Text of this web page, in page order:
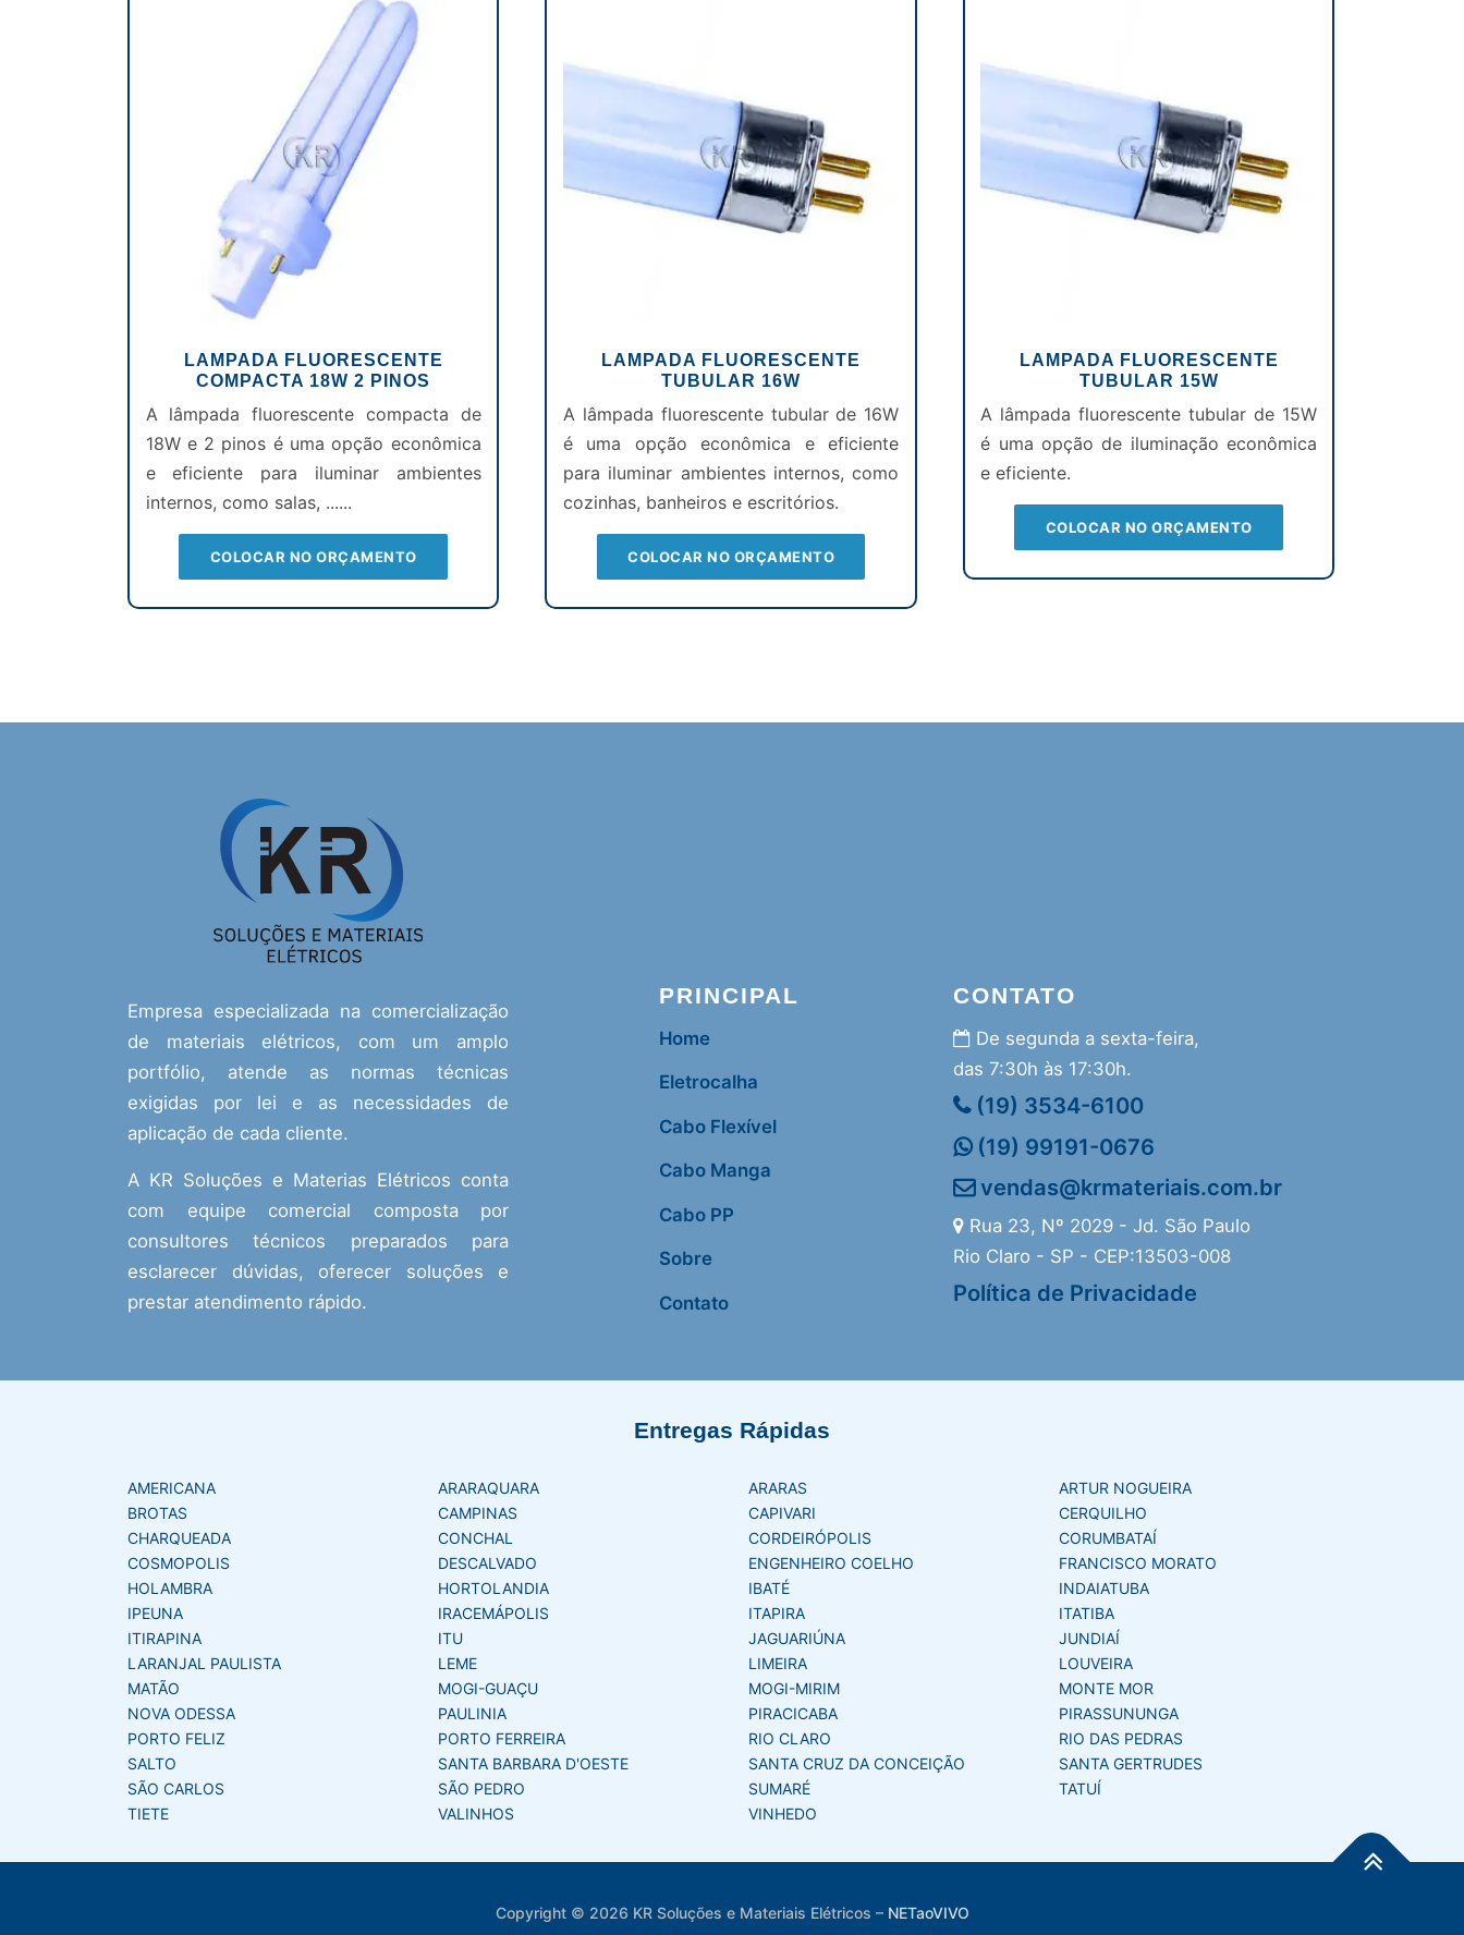
LAMPADA FLUORESCENTE
COMPACTA 18W 2 PINOS
A lâmpada fluorescente compacta de
18W e 2 pinos é uma opção econômica
e eficiente para iluminar ambientes
internos, como salas, ......
COLOCAR NO ORÇAMENTO
LAMPADA FLUORESCENTE
TUBULAR 16W
A lâmpada fluorescente tubular de 16W
é uma opção econômica e eficiente
para iluminar ambientes internos, como
cozinhas, banheiros e escritórios.
COLOCAR NO ORÇAMENTO
LAMPADA FLUORESCENTE
TUBULAR 15W
A lâmpada fluorescente tubular de 15W
é uma opção de iluminação econômica
e eficiente.
COLOCAR NO ORÇAMENTO
Empresa especializada na comercialização
de materiais elétricos, com um amplo
portfólio, atende as normas técnicas
exigidas por lei e as necessidades de
aplicação de cada cliente.
A KR Soluções e Materias Elétricos conta
com equipe comercial composta por
consultores técnicos preparados para
esclarecer dúvidas, oferecer soluções e
prestar atendimento rápido.
PRINCIPAL
Home
Eletrocalha
Cabo Flexível
Cabo Manga
Cabo PP
Sobre
Contato
CONTATO
De segunda a sexta-feira,
das 7:30h às 17:30h.
(19) 3534-6100
(19) 99191-0676
vendas@krmateriais.com.br
Rua 23, Nº 2029 - Jd. São Paulo
Rio Claro - SP - CEP:13503-008
Política de Privacidade
Entregas Rápidas
AMERICANA ARARAQUARA ARARAS
ARTUR NOGUEIRA
BROTAS
CAMPINAS CAPIVARI
CERQUILHO
CHARQUEADA
CONCHAL CORDEIRÓPOLIS
CORUMBATAÍ
COSMOPOLIS
DESCALVADO ENGENHEIRO COELHO
FRANCISCO MORATO
HOLAMBRA
HORTOLANDIA IBATÉ
INDAIATUBA
IPEUNA
IRACEMÁPOLIS ITAPIRA
ITATIBA
ITIRAPINA
ITU JAGUARIÚNA
JUNDIAÍ
LARANJAL PAULISTA
LEME LIMEIRA
LOUVEIRA
MATÃO
MOGI-GUAÇU MOGI-MIRIM
MONTE MOR
NOVA ODESSA
PAULINIA PIRACICABA
PIRASSUNUNGA
PORTO FELIZ
PORTO FERREIRA RIO CLARO
RIO DAS PEDRAS
SALTO
SANTA BARBARA D'OESTE SANTA CRUZ DA CONCEIÇÃO
SANTA GERTRUDES
SÃO CARLOS
SÃO PEDRO SUMARÉ
TATUÍ
TIETE
VALINHOS VINHEDO
Copyright © 2026 KR Soluções e Materiais Elétricos – NETaoVIVO